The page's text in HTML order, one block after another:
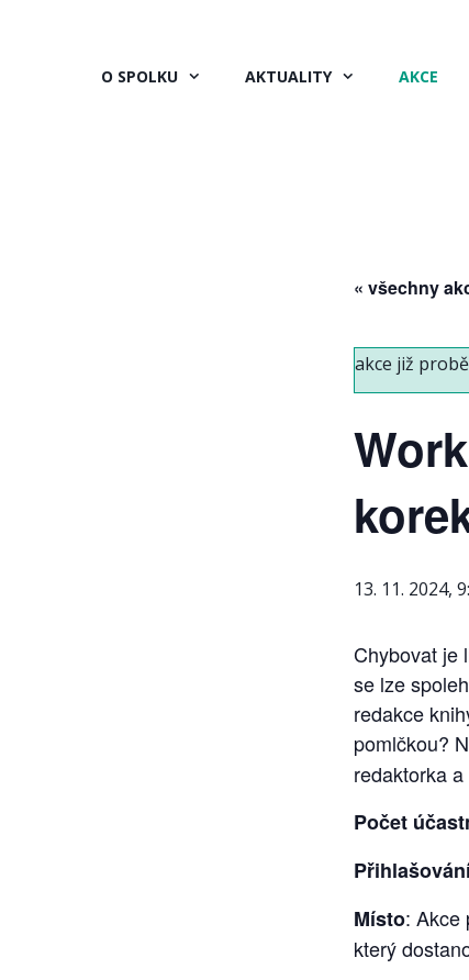
O SPOLKU AKTUALITY AKCE
« všechny
akce již
13. 11. 2024,
Chybovat je
se lze
redakce
pomlčkou?
redaktorka
Počet
Místo: Akce
který